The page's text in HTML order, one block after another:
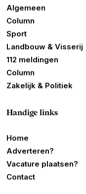
Algemeen
Column
Sport
Landbouw & Visserij
112 meldingen
Column
Zakelijk & Politiek
Handige links
Home
Adverteren?
Vacature plaatsen?
Contact